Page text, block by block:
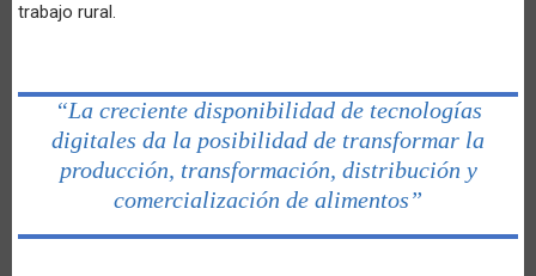
trabajo rural.
“La creciente disponibilidad de tecnologías
digitales da la posibilidad de transformar la
producción, transformación, distribución y
comercialización de alimentos”